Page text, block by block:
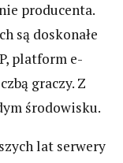
producenta.
są doskonałe
platform e-
graczy. Z
środowisku.
lat serwery